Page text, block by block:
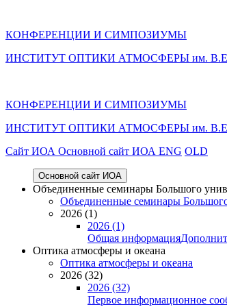
КОНФЕРЕНЦИИ И СИМПОЗИУМЫ
ИНСТИТУТ ОПТИКИ АТМОСФЕРЫ им.
КОНФЕРЕНЦИИ И СИМПОЗИУМЫ
ИНСТИТУТ ОПТИКИ АТМОСФЕРЫ им.
Cайт ИОА Основной сайт ИОА ENG OLD
Основной сайт ИОА
Объединенные семинары Большого
Объединенные семинары Большого
2026 (1)
2026 (1)
Общая информация
Оптика атмосферы и океана
Оптика атмосферы и океана
2026 (32)
2026 (32)
Первое информационное